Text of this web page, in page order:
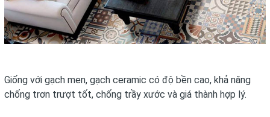
Giống với gạch men, gạch ceramic có độ bền cao, khả năng
chống trơn trượt tốt, chống trầy xước và giá thành hợp lý.